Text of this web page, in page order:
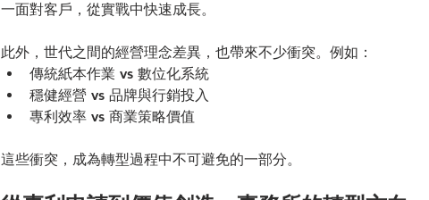
一面對客戶，從實戰中快速成長。
此外，世代之間的經營理念差異，也帶來不少衝突。例如：
傳統紙本作業 vs 數位化系統
穩健經營 vs 品牌與行銷投入
專利效率 vs 商業策略價值
這些衝突，成為轉型過程中不可避免的一部分。